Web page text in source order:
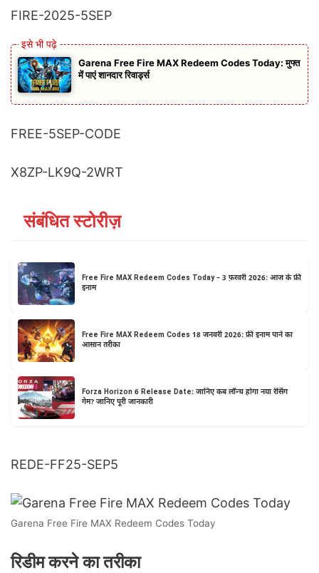
FIRE-2025-5SEP
Garena Free Fire MAX Redeem Codes Today: मुफ्त
में पाएं शानदार रिवार्ड्स
FREE-5SEP-CODE
X8ZP-LK9Q-2WRT
संबंधित स्टोरीज़
Free Fire MAX Redeem Codes Today – 3 फ़रवरी 2026: आज के फ्री
इनाम
Free Fire MAX Redeem Codes 18 जनवरी 2026: फ्री इनाम पाने का
आसान तरीका
Forza Horizon 6 Release Date: जानिए कब लॉन्च होगा नया रेसिंग
गेम? जानिए पूरी जानकारी
REDE-FF25-SEP5
Garena Free Fire MAX Redeem Codes Today
रिडीम करने का तरीका